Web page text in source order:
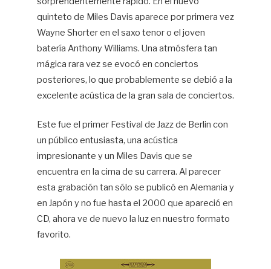
quinteto de Miles Davis aparece por primera vez
Wayne Shorter en el saxo tenor o el joven
batería Anthony Williams. Una atmósfera tan
mágica rara vez se evocó en conciertos
posteriores, lo que probablemente se debió a la
excelente acústica de la gran sala de conciertos.
Este fue el primer Festival de Jazz de Berlin con
un público entusiasta, una acústica
impresionante y un Miles Davis que se
encuentra en la cima de su carrera. Al parecer
esta grabación tan sólo se publicó en Alemania y
en Japón y no fue hasta el 2000 que apareció en
CD, ahora ve de nuevo la luz en nuestro formato
favorito.